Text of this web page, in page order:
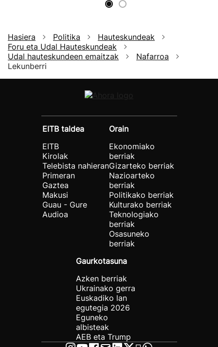
Hasiera Politika
Hauteskundeak
Foru eta Udal Hauteskundeak
Udal hauteskundeen emaitzak
Nafarroa
Lekunberri
EITB taldea
EITB
Kirolak
Telebista nahieran
Primeran
Gaztea
Makusi
Guau - Gure
Audioa
Orain
Ekonomiako
berriak
Gizarteko berriak
Nazioarteko
berriak
Politikako berriak
Kulturako berriak
Teknologiako
berriak
Osasuneko
berriak
Gaurkotasuna
Azken berriak
Ukrainako gerra
Euskadiko lan
egutegia 2026
Eguneko
albisteak
AEB eta Trump